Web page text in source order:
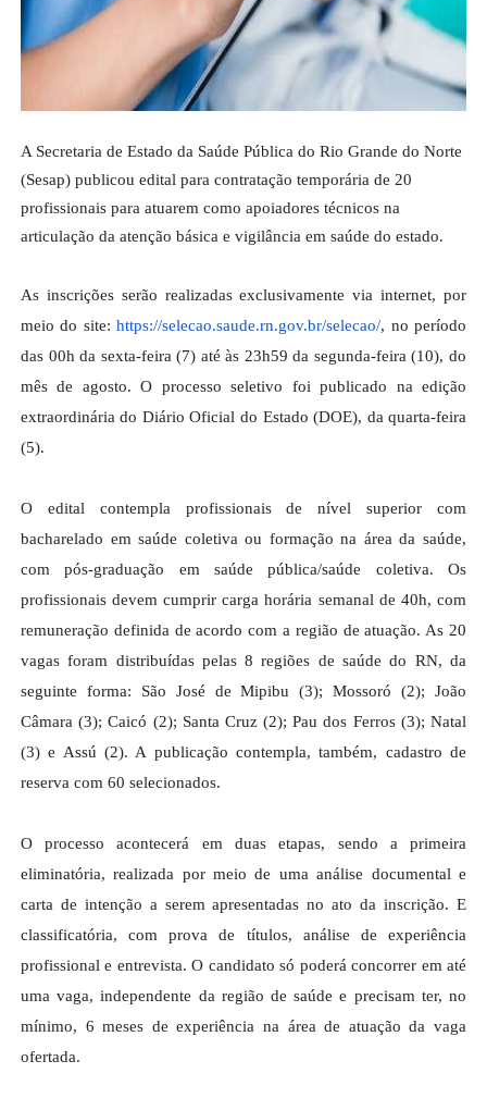
A Secretaria de Estado da Saúde Pública do Rio Grande do Norte
(Sesap) publicou edital para contratação temporária de 20
profissionais para atuarem como apoiadores técnicos na
articulação da atenção básica e vigilância em saúde do estado.
As inscrições serão realizadas exclusivamente via internet, por
meio do site:https://selecao.saude.rn.gov.br/selecao/, no período
das 00h da sexta-feira (7) até às 23h59 da segunda-feira (10), do
mês de agosto. O processo seletivo foi publicado na edição
extraordinária do Diário Oficial do Estado (DOE), da quarta-feira
(5).
O edital contempla profissionais de nível superior com
bacharelado em saúde coletiva ou formação na área da saúde,
com pós-graduação em saúde pública/saúde coletiva. Os
profissionais devem cumprir carga horária semanal de 40h, com
remuneração definida de acordo com a região de atuação. As 20
vagas foram distribuídas pelas 8 regiões de saúde do RN, da
seguinte forma: São José de Mipibu (3); Mossoró (2); João
Câmara (3); Caicó (2); Santa Cruz (2); Pau dos Ferros (3); Natal
(3) e Assú (2). A publicação contempla, também, cadastro de
reserva com 60 selecionados.
O processo acontecerá em duas etapas, sendo a primeira
eliminatória, realizada por meio de uma análise documental e
carta de intenção a serem apresentadas no ato da inscrição. E
classificatória, com prova de títulos, análise de experiência
profissional e entrevista. O candidato só poderá concorrer em até
uma vaga, independente da região de saúde e precisam ter, no
mínimo, 6 meses de experiência na área de atuação da vaga
ofertada.